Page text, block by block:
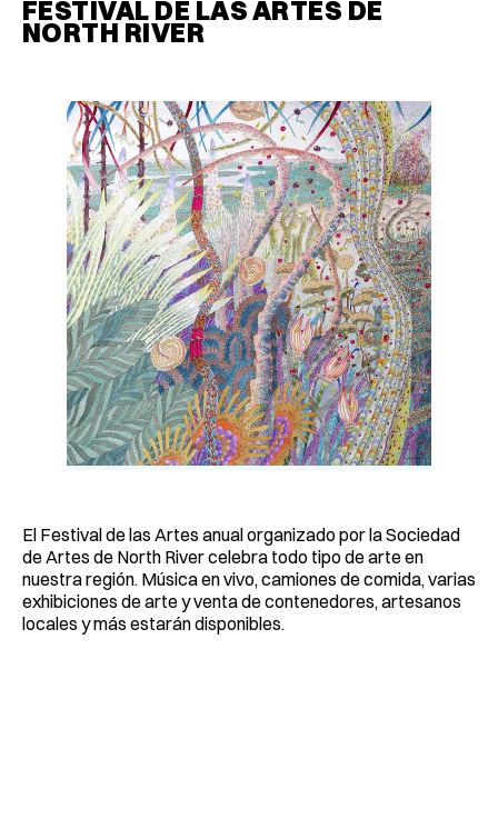
FESTIVAL DE LAS ARTES DE
NORTH RIVER
El Festival de las Artes anual organizado por la Sociedad
de Artes de North River celebra todo tipo de arte en
nuestra región. Música en vivo, camiones de comida, varias
exhibiciones de arte y venta de contenedores, artesanos
locales y más estarán disponibles.